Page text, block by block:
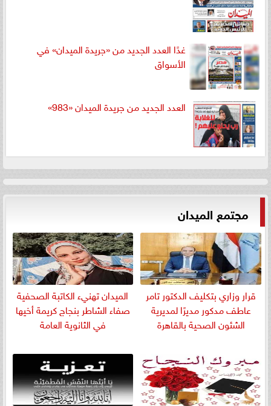
غدًا العدد الجديد من «جريدة الميدان» في
الأسواق
العدد الجديد من جريدة الميدان «983»
مجتمع الميدان
قرار وزاري بتكليف الدكتور تامر
عاطف مدكور مديرًا لمديرية
الشئون الصحية بالقاهرة
الميدان تهنيء الكاتبة الصحفية
صفاء الشاطر بنجاج كريمة أخيها
في الثانوية العامة